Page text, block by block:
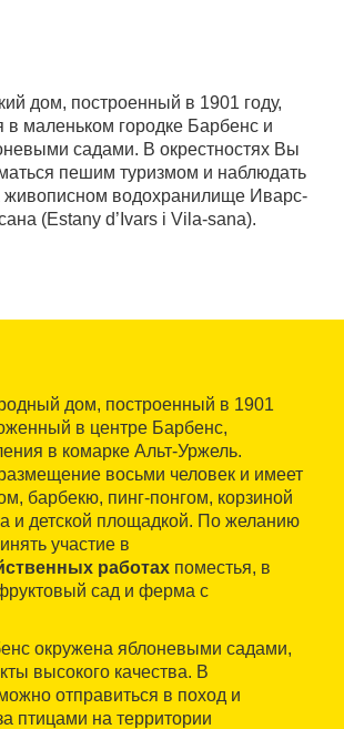
дом, построенный в 1901 году,
в маленьком городке Барбенс и
садами. В окрестностях Вы
пешим туризмом и наблюдать
живописном водохранилище Иварс-
(Estany d’Ivars i Vila-sana).
дом, построенный в 1901
в центре Барбенс,
в комарке Альт-Уржель.
восьми человек и имеет
барбекю, пинг-понгом, корзиной
и детской площадкой. По желанию
участие в
работах поместья, в
сад и ферма с
окружена яблоневыми садами,
высокого качества. В
отправиться в поход и
птицами на территории